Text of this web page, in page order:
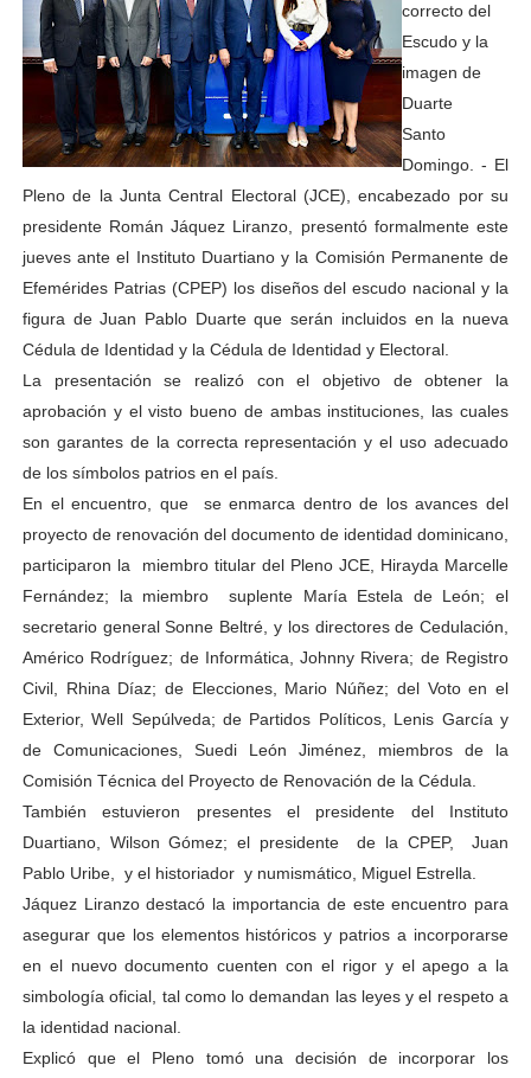
correcto del
Escudo y la
imagen de
Duarte
Santo
Domingo. - El
Pleno de la Junta Central Electoral (JCE), encabezado por su
presidente Román Jáquez Liranzo, presentó formalmente este
jueves ante el Instituto Duartiano y la Comisión Permanente de
Efemérides Patrias (CPEP) los diseños del escudo nacional y la
figura de Juan Pablo Duarte que serán incluidos en la nueva
Cédula de Identidad y la Cédula de Identidad y Electoral.
La presentación se realizó con el objetivo de obtener la
aprobación y el visto bueno de ambas instituciones, las cuales
son garantes de la correcta representación y el uso adecuado
de los símbolos patrios en el país.
En el encuentro, que se enmarca dentro de los avances del
proyecto de renovación del documento de identidad dominicano,
participaron la miembro titular del Pleno JCE, Hirayda Marcelle
Fernández; la miembro suplente María Estela de León; el
secretario general Sonne Beltré, y los directores de Cedulación,
Américo Rodríguez; de Informática, Johnny Rivera; de Registro
Civil, Rhina Díaz; de Elecciones, Mario Núñez; del Voto en el
Exterior, Well Sepúlveda; de Partidos Políticos, Lenis García y
de Comunicaciones, Suedi León Jiménez, miembros de la
Comisión Técnica del Proyecto de Renovación de la Cédula.
También estuvieron presentes el presidente del Instituto
Duartiano, Wilson Gómez; el presidente de la CPEP, Juan
Pablo Uribe, y el historiador y numismático, Miguel Estrella.
Jáquez Liranzo destacó la importancia de este encuentro para
asegurar que los elementos históricos y patrios a incorporarse
en el nuevo documento cuenten con el rigor y el apego a la
simbología oficial, tal como lo demandan las leyes y el respeto a
la identidad nacional.
Explicó que el Pleno tomó una decisión de incorporar los